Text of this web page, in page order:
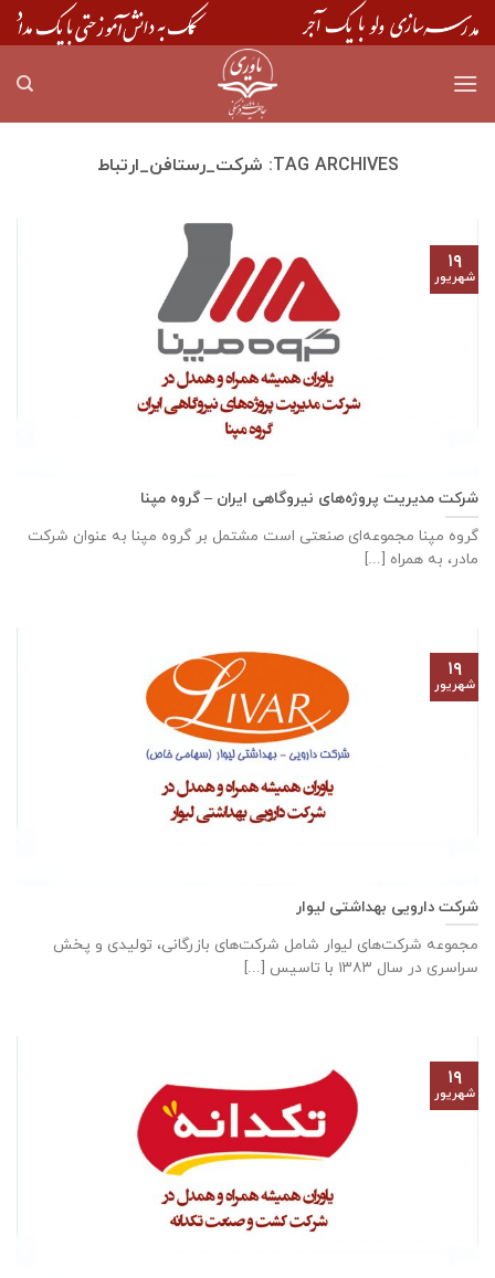
Skip
to
TAG ARCHIVES: شرکت_رستافن_ارتباط
شرکت مدیریت پروژه‌های نیروگاهی ایران – گروه مپنا
گروه مپنا مجموعه‌ای صنعتى است مشتمل بر گروه مپنا به عنوان شرکت
مادر، به همراه [...]
۱۹
شهریور
شرکت دارویی بهداشتی لیوار
مجموعه شرکت‌های لیوار شامل شرکت‌های بازرگانی، تولیدی و پخش
سراسری در سال ۱۳۸۳ با تاسیس [...]
۱۹
شهریور
۱۹
شهریور